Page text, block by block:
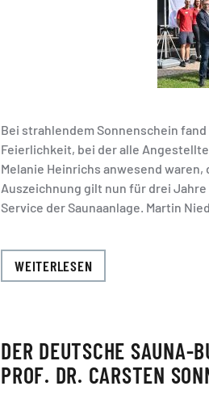
Bei strahlendem Sonnenschein
Feierlichkeit, bei der alle
Melanie Heinrichs anwesend
Auszeichnung gilt nun für drei
Service der Saunaanlage. Martin
WEITERLESEN
DER DEUTSCHE SAUNA-
PROF. DR. CARSTEN